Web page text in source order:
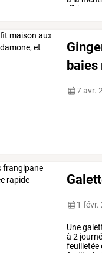
d'hiver
baies
7 avr.
1 févr.
Une
à 2
feuilletée
feuilletée